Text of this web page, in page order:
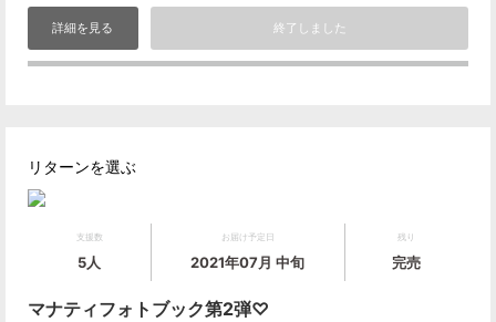
詳細を見る 終了しました
リターンを選ぶ
支援数
5人
お届け予定日
2021年07月 中旬
残り
完売
マナティフォトブック第2弾♡